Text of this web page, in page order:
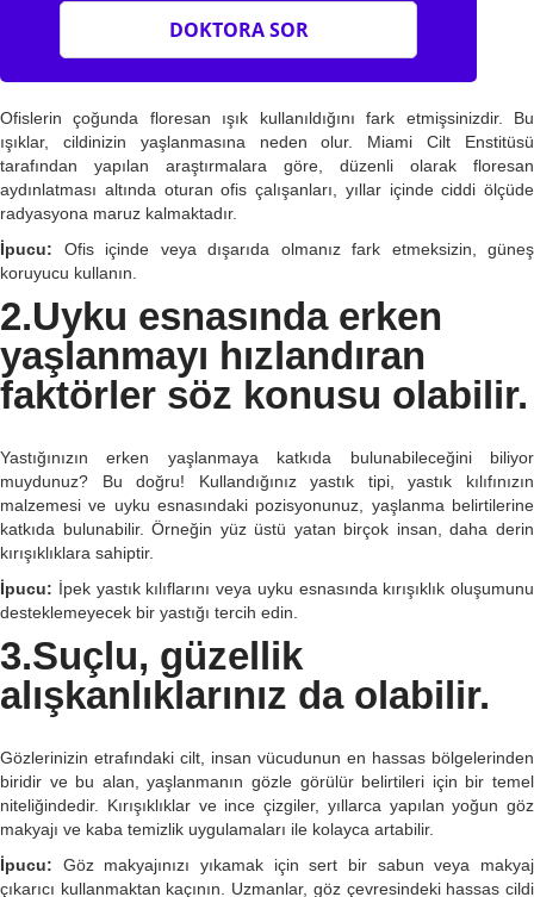
DOKTORA SOR
Ofislerin çoğunda floresan ışık kullanıldığını fark etmişsinizdir. Bu
ışıklar, cildinizin yaşlanmasına neden olur. Miami Cilt Enstitüsü
tarafından yapılan araştırmalara göre, düzenli olarak floresan
aydınlatması altında oturan ofis çalışanları, yıllar içinde ciddi ölçüde
radyasyona maruz kalmaktadır.
İpucu: Ofis içinde veya dışarıda olmanız fark etmeksizin, güneş
koruyucu kullanın.
2.Uyku esnasında erken
yaşlanmayı hızlandıran
faktörler söz konusu olabilir.
Yastığınızın erken yaşlanmaya katkıda bulunabileceğini biliyor
muydunuz? Bu doğru! Kullandığınız yastık tipi, yastık kılıfınızın
malzemesi ve uyku esnasındaki pozisyonunuz, yaşlanma belirtilerine
katkıda bulunabilir. Örneğin yüz üstü yatan birçok insan, daha derin
kırışıklıklara sahiptir.
İpucu: İpek yastık kılıflarını veya uyku esnasında kırışıklık oluşumunu
desteklemeyecek bir yastığı tercih edin.
3.Suçlu, güzellik
alışkanlıklarınız da olabilir.
Gözlerinizin etrafındaki cilt, insan vücudunun en hassas bölgelerinden
biridir ve bu alan, yaşlanmanın gözle görülür belirtileri için bir temel
niteliğindedir. Kırışıklıklar ve ince çizgiler, yıllarca yapılan yoğun göz
makyajı ve kaba temizlik uygulamaları ile kolayca artabilir.
İpucu: Göz makyajınızı yıkamak için sert bir sabun veya makyaj
çıkarıcı kullanmaktan kaçının. Uzmanlar, göz çevresindeki hassas cildi